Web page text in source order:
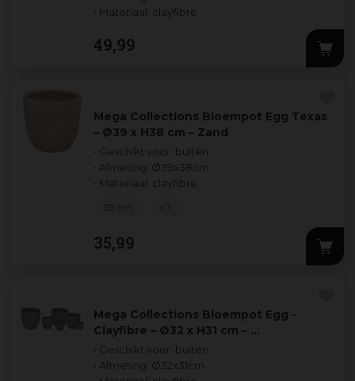
• Materiaal: clayfibre
49,99
Mega Collections Bloempot Egg Texas
– Ø39 x H38 cm – Zand
• Geschikt voor: buiten
• Afmeting: Ø39x38cm
• Materiaal: clayfibre
35,99
39 cm + 1
Mega Collections Bloempot Egg -
Clayfibre – Ø32 x H31 cm – …
• Geschikt voor: buiten
• Afmeting: Ø32x31cm